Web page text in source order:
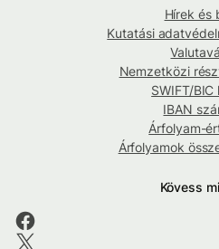
Hírek és
Kutatási
Nemzetközi
SWIFT/
IBAN
Árfolyam-
Árfolyamok
Kövess